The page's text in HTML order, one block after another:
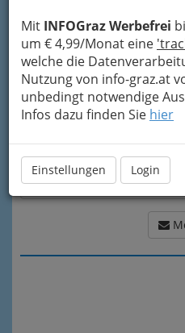
Mit INFOGraz Werbefrei
um € 4,99/Monat eine
welche die
Nutzung von info-graz.at
unbedingt notwendige
Infos dazu finden Sie hier
Einstellungen Login
Meine Nachricht